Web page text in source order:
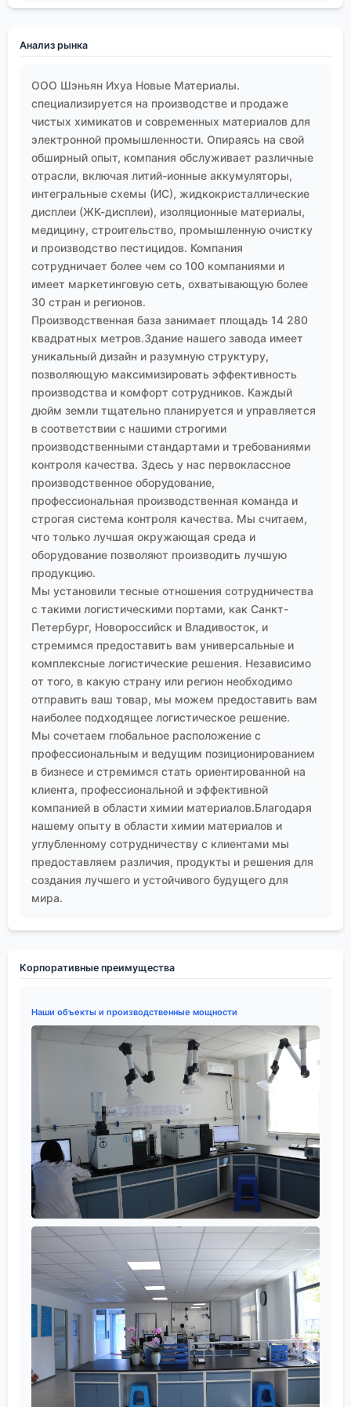
Анализ рынка
ООО Шэньян Ихуа Новые Материалы.
специализируется на производстве и продаже
чистых химикатов и современных материалов для
электронной промышленности. Опираясь на свой
обширный опыт, компания обслуживает различные
отрасли, включая литий-ионные аккумуляторы,
интегральные схемы (ИС), жидкокристаллические
дисплеи (ЖК-дисплеи), изоляционные материалы,
медицину, строительство, промышленную очистку
и производство пестицидов. Компания
сотрудничает более чем со 100 компаниями и
имеет маркетинговую сеть, охватывающую более
30 стран и регионов.
Производственная база занимает площадь 14 280
квадратных метров.Здание нашего завода имеет
уникальный дизайн и разумную структуру,
позволяющую максимизировать эффективность
производства и комфорт сотрудников. Каждый
дюйм земли тщательно планируется и управляется
в соответствии с нашими строгими
производственными стандартами и требованиями
контроля качества. Здесь у нас первоклассное
производственное оборудование,
профессиональная производственная команда и
строгая система контроля качества. Мы считаем,
что только лучшая окружающая среда и
оборудование позволяют производить лучшую
продукцию.
Мы установили тесные отношения сотрудничества
с такими логистическими портами, как Санкт-
Петербург, Новороссийск и Владивосток, и
стремимся предоставить вам универсальные и
комплексные логистические решения. Независимо
от того, в какую страну или регион необходимо
отправить ваш товар, мы можем предоставить вам
наиболее подходящее логистическое решение.
Мы сочетаем глобальное расположение с
профессиональным и ведущим позиционированием
в бизнесе и стремимся стать ориентированной на
клиента, профессиональной и эффективной
компанией в области химии материалов.Благодаря
нашему опыту в области химии материалов и
углубленному сотрудничеству с клиентами мы
предоставляем различия, продукты и решения для
создания лучшего и устойчивого будущего для
мира.
Корпоративные преимущества
Наши объекты и производственные мощности